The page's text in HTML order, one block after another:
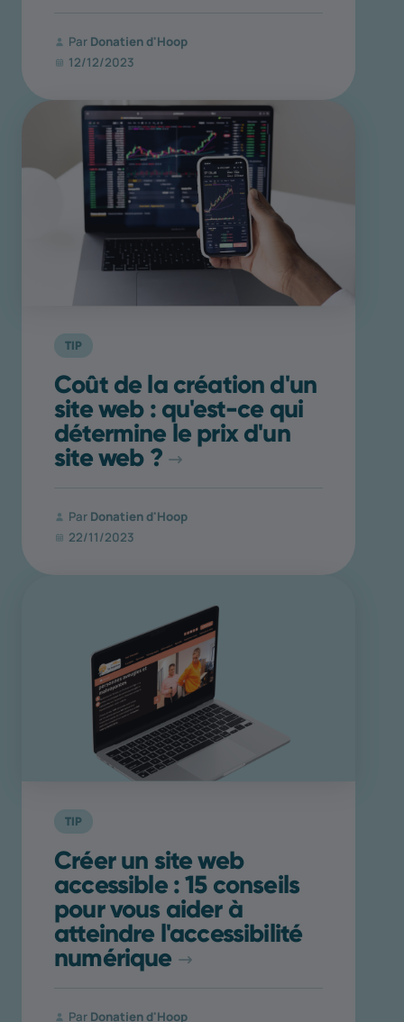
Par Donatien d'Hoop
12/12/2023
TIP
Coût de la création d'un
site web : qu'est-ce qui
détermine le prix d'un
site web ?
Par Donatien d'Hoop
22/11/2023
TIP
Créer un site web
accessible : 15 conseils
pour vous aider à
atteindre l'accessibilité
numérique
Par Donatien d'Hoop